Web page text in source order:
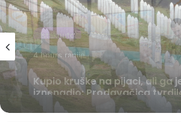
Istaknuto
4 hours ranije
BiH
4 hours ranije
Zvizdić, Magazinović i
poseban status za
Srebrenica